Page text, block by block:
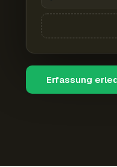
Erfassung